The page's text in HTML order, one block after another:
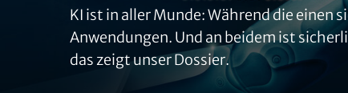
KI ist in aller Munde: Während die einen
Anwendungen. Und an beidem ist
das zeigt unser Dossier.